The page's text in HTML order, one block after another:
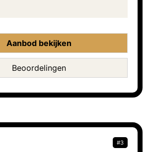
Aanbod bekijken
Beoordelingen
#3